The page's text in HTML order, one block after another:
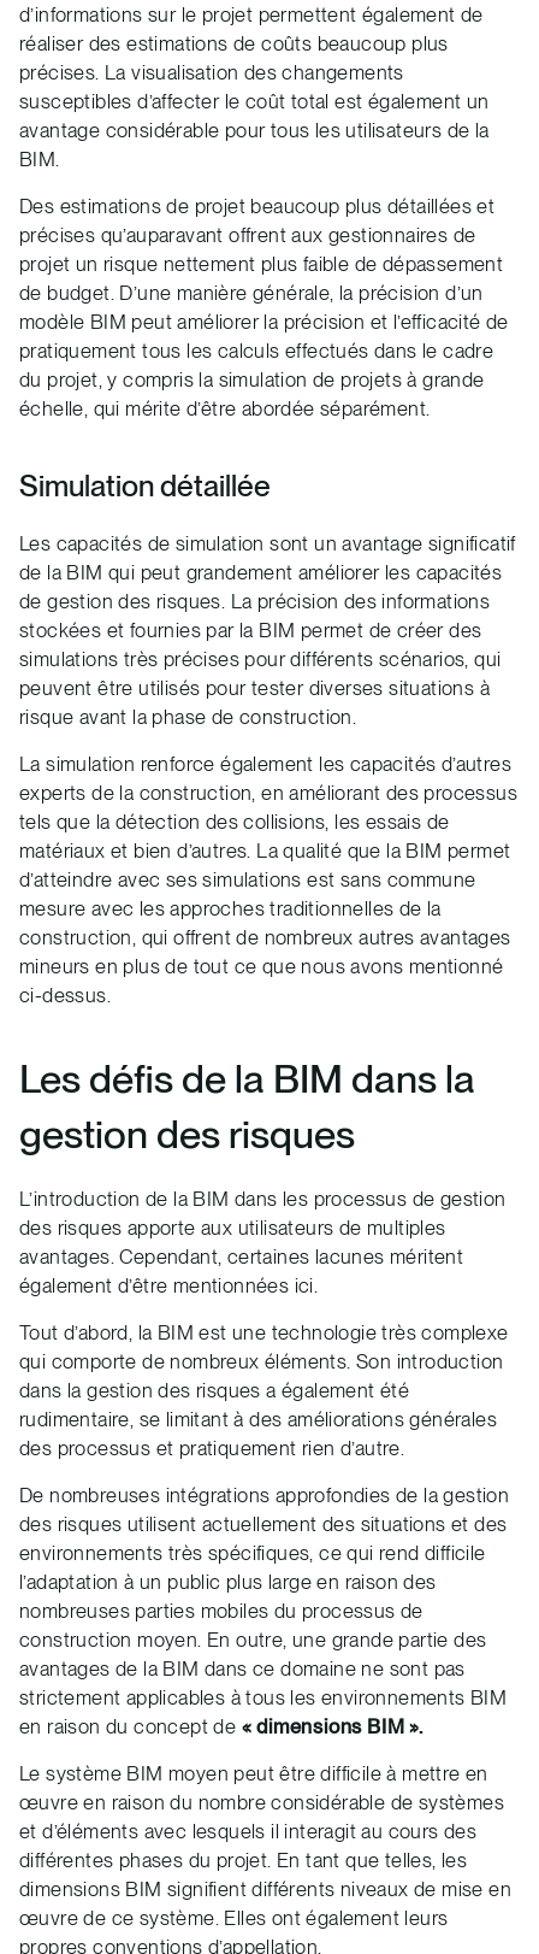
d’informations sur le projet permettent également de
réaliser des estimations de coûts beaucoup plus
précises. La visualisation des changements
susceptibles d’affecter le coût total est également un
avantage considérable pour tous les utilisateurs de la
BIM.
Des estimations de projet beaucoup plus détaillées et
précises qu’auparavant offrent aux gestionnaires de
projet un risque nettement plus faible de dépassement
de budget. D’une manière générale, la précision d’un
modèle BIM peut améliorer la précision et l’efficacité de
pratiquement tous les calculs effectués dans le cadre
du projet, y compris la simulation de projets à grande
échelle, qui mérite d’être abordée séparément.
Simulation détaillée
Les capacités de simulation sont un avantage significatif
de la BIM qui peut grandement améliorer les capacités
de gestion des risques. La précision des informations
stockées et fournies par la BIM permet de créer des
simulations très précises pour différents scénarios, qui
peuvent être utilisés pour tester diverses situations à
risque avant la phase de construction.
La simulation renforce également les capacités d’autres
experts de la construction, en améliorant des processus
tels que la détection des collisions, les essais de
matériaux et bien d’autres. La qualité que la BIM permet
d’atteindre avec ses simulations est sans commune
mesure avec les approches traditionnelles de la
construction, qui offrent de nombreux autres avantages
mineurs en plus de tout ce que nous avons mentionné
ci-dessus.
Les défis de la BIM dans la
gestion des risques
L’introduction de la BIM dans les processus de gestion
des risques apporte aux utilisateurs de multiples
avantages. Cependant, certaines lacunes méritent
également d’être mentionnées ici.
Tout d’abord, la BIM est une technologie très complexe
qui comporte de nombreux éléments. Son introduction
dans la gestion des risques a également été
rudimentaire, se limitant à des améliorations générales
des processus et pratiquement rien d’autre.
De nombreuses intégrations approfondies de la gestion
des risques utilisent actuellement des situations et des
environnements très spécifiques, ce qui rend difficile
l’adaptation à un public plus large en raison des
nombreuses parties mobiles du processus de
construction moyen. En outre, une grande partie des
avantages de la BIM dans ce domaine ne sont pas
strictement applicables à tous les environnements BIM
en raison du concept de « dimensions BIM ».
Le système BIM moyen peut être difficile à mettre en
œuvre en raison du nombre considérable de systèmes
et d’éléments avec lesquels il interagit au cours des
différentes phases du projet. En tant que telles, les
dimensions BIM signifient différents niveaux de mise en
œuvre de ce système. Elles ont également leurs
propres conventions d’appellation.